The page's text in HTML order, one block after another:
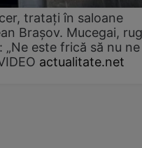
tratați în saloane
Brașov. Mucegai,
este frică să nu ne
actualitate.net